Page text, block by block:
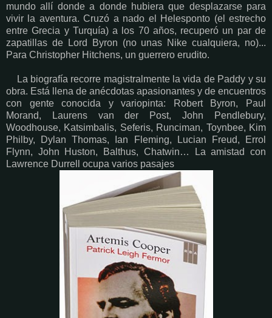
mundo allí donde a donde hubiera que desplazarse para
vivir la aventura. Cruzó a nado el Helesponto (el estrecho
entre Grecia y Turquía) a los 70 años, recuperó un par de
zapatillas de Lord Byron (no unas Nike cualquiera, no)...
Para Christopher Hitchens, un guerrero erudito.
La biografía recorre magistralmente la vida de Paddy y su
obra. Está llena de anécdotas apasionantes y de encuentros
con gente conocida y variopinta: Robert Byron, Paul
Morand, Laurens van der Post, John Pendlebury,
Woodhouse, Katsimbalis, Seferis, Runciman, Toynbee, Kim
Philby, Dylan Thomas, Ian Fleming, Lucian Freud, Errol
Flynn, John Huston, Balthus, Chatwin… La amistad con
Lawrence Durrell ocupa varios pasajes